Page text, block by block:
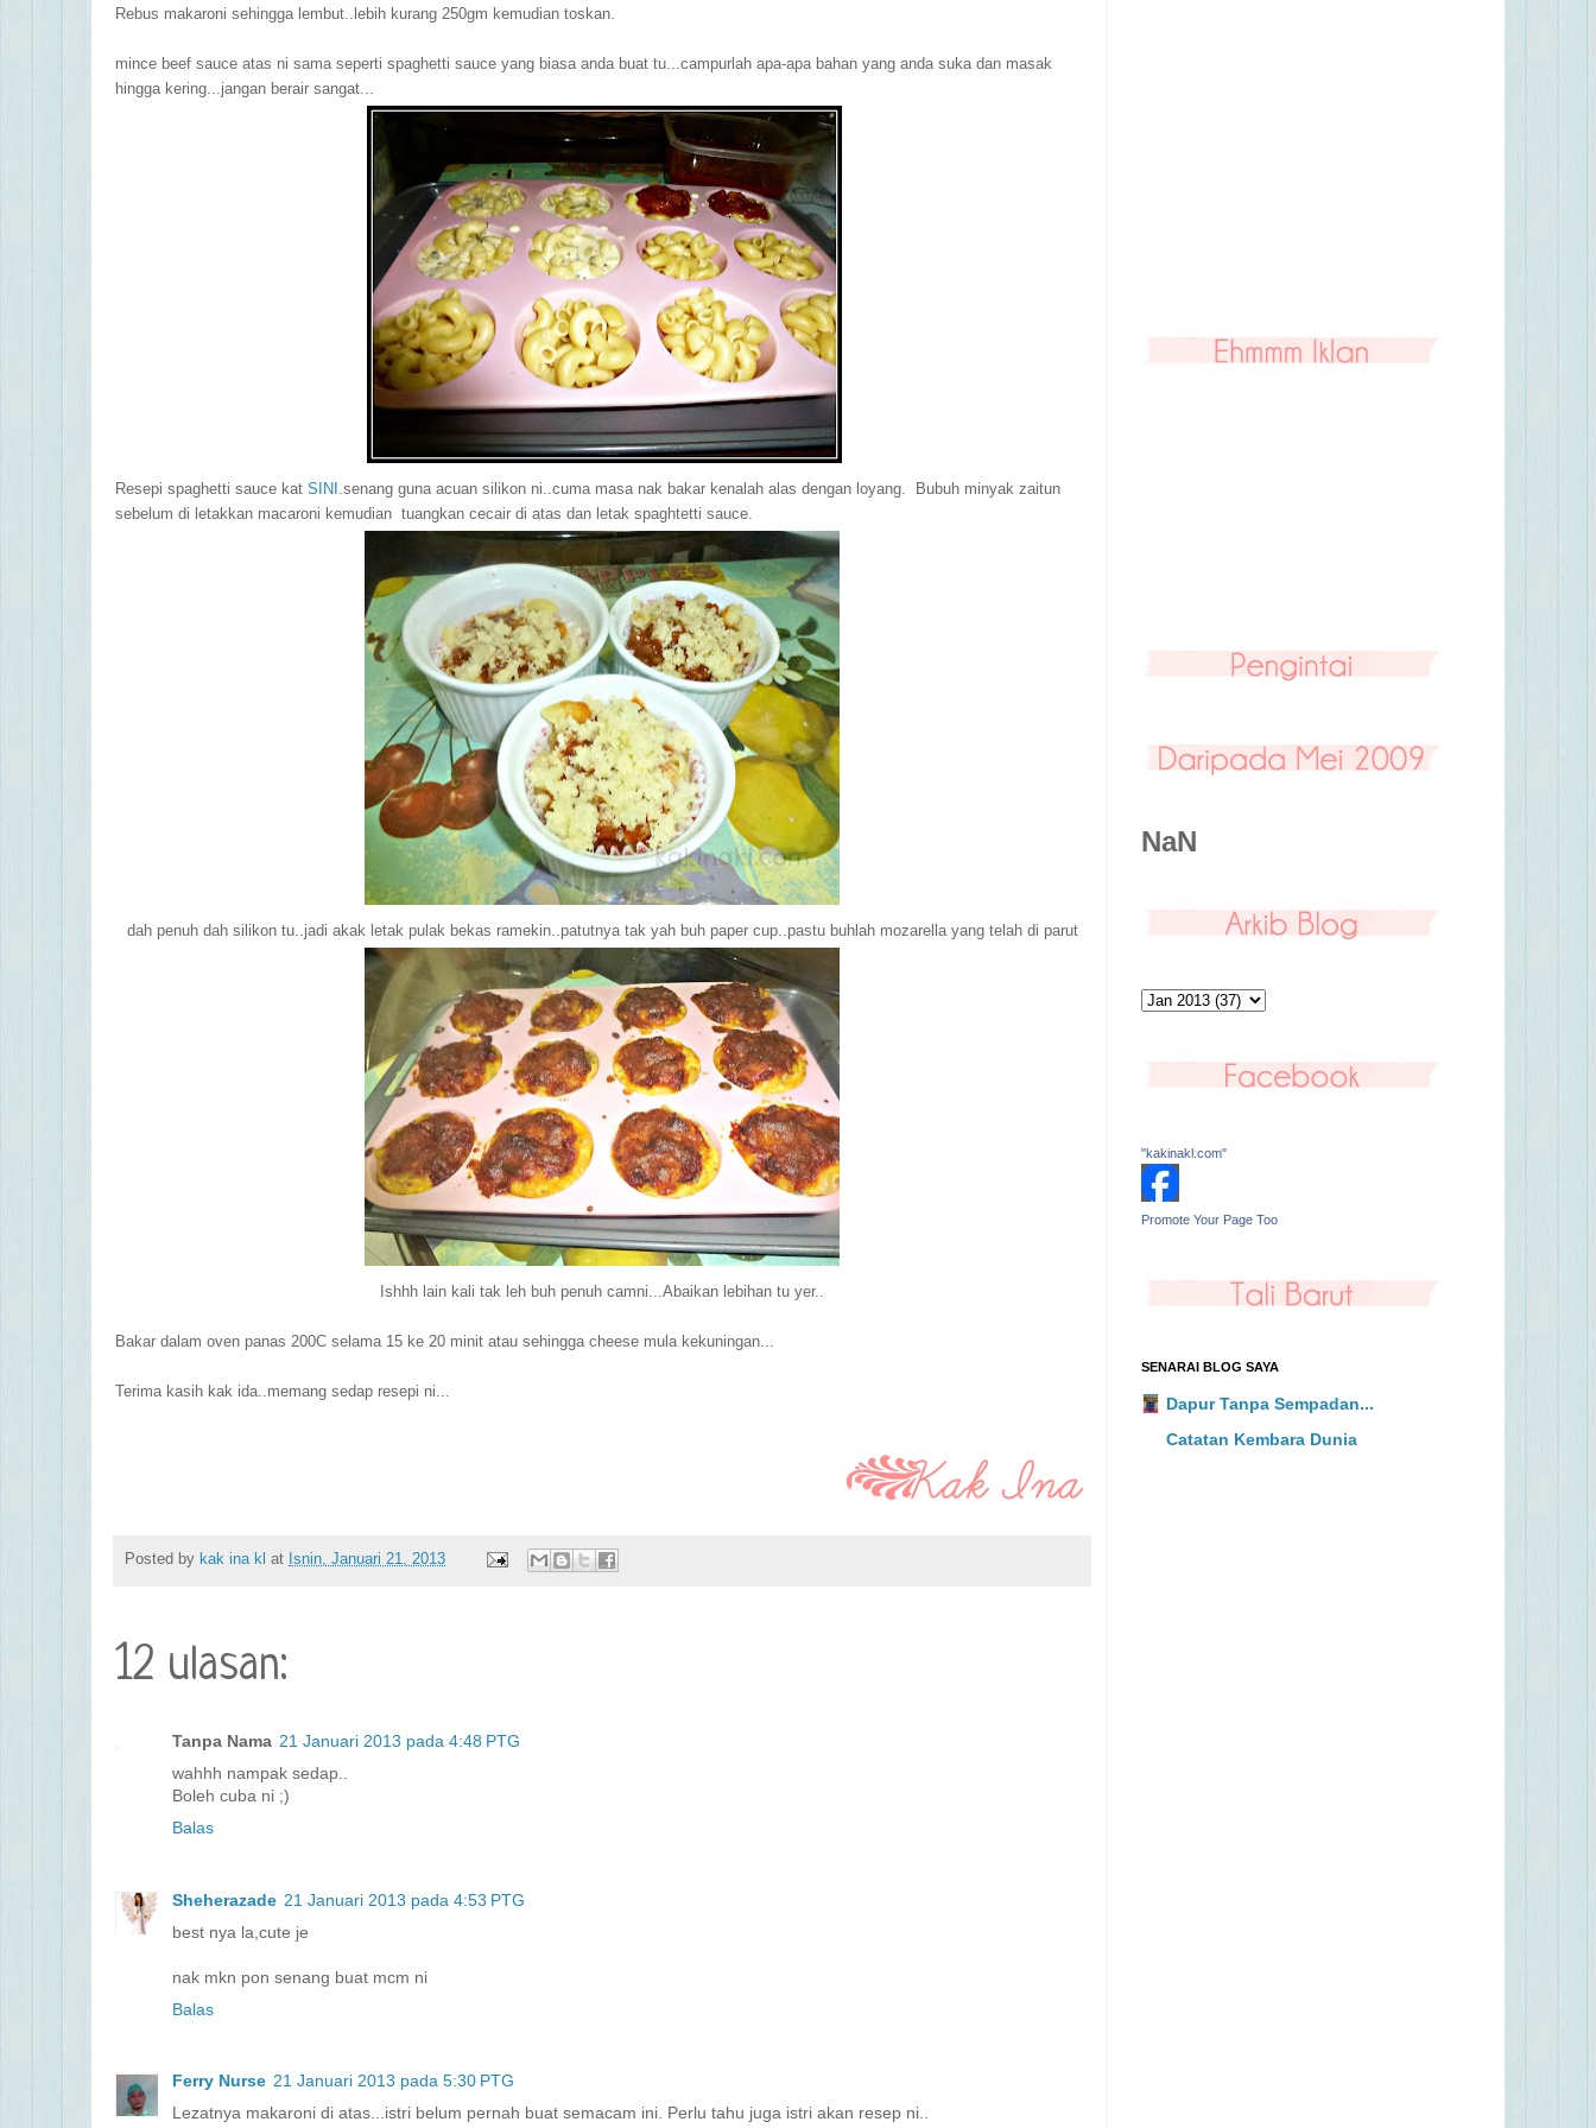
Rebus makaroni sehingga lembut..lebih kurang 250gm kemudian toskan.
mince beef sauce atas ni sama seperti spaghetti sauce yang biasa anda buat tu...campurlah apa-apa bahan yang anda suka dan masak
hingga kering...jangan berair sangat...
Resepi spaghetti sauce kat SINI .senang guna acuan silikon ni..cuma masa nak bakar kenalah alas dengan loyang. Bubuh minyak zaitun
sebelum di letakkan macaroni kemudian tuangkan cecair di atas dan letak spaghtetti sauce.
dah penuh dah silikon tu..jadi akak letak pulakbekas ramekin..patutnya tak yah buh paper cup..pastu buhlah mozarella yang telah di parut
Ishhh lain kali tak leh buh penuh camni...Abaikan lebihan tu yer..
Bakar dalam oven panas 200C selama 15 ke 20 minit atau sehingga cheese mula kekuningan...
Terima kasih kak ida..memang sedap resepi ni...
Posted by kak ina kl at Isnin, Januari 21, 2013
12 ulasan:
Tanpa Nama 21 Januari 2013 pada 4:48 PTG
wahhh nampak sedap..
Boleh cuba ni ;)
Balas
Sheherazade 21 Januari 2013 pada 4:53 PTG
best nya la,cute je
nak mkn pon senang buat mcm ni
Balas
Ferry Nurse 21 Januari 2013 pada 5:30 PTG
Lezatnya makaroni di atas...istri belum pernah buat semacam ini. Perlu tahu juga istri akan resep ni..
NaN
"kakinakl.com"
Promote Your Page Too
SENARAI BLOG SAYA
Dapur Tanpa Sempadan...
Catatan Kembara Dunia